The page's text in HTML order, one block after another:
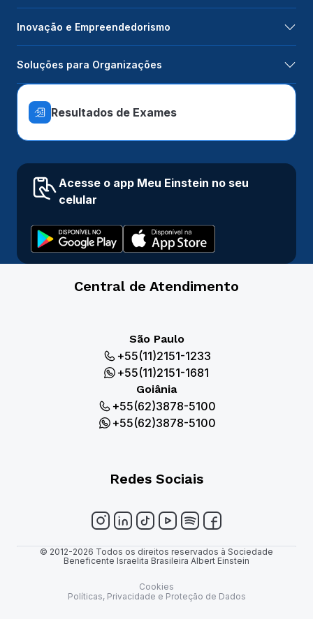
Inovação e Empreendedorismo
Soluções para Organizações
Resultados de Exames
Acesse o app Meu Einstein no seu
celular
Central de Atendimento
São Paulo
+55(11)2151-1233
+55(11)2151-1681
Goiânia
+55(62)3878-5100
+55(62)3878-5100
Redes Sociais
© 2012-2026 Todos os direitos reservados à Sociedade
Beneficente Israelita Brasileira Albert Einstein
Cookies
Políticas, Privacidade e Proteção de Dados